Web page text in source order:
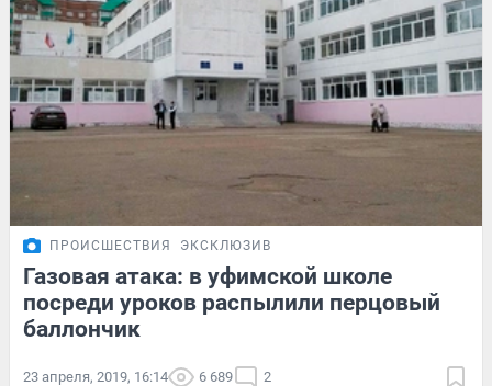
ПРОИСШЕСТВИЯ ЭКСКЛЮЗИВ
Газовая атака: в уфимской школе
посреди уроков распылили перцовый
баллончик
23 апреля, 2019, 16:14 6 689 2